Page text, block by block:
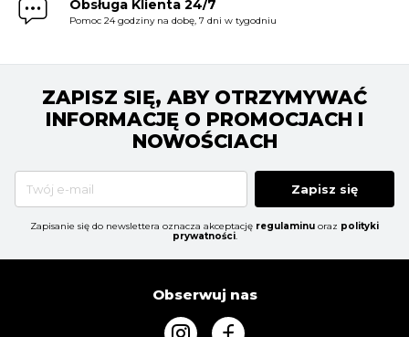
Obsługa Klienta 24/7
Pomoc 24 godziny na dobę, 7 dni w tygodniu
ZAPISZ SIĘ, ABY OTRZYMYWAĆ
INFORMACJĘ O PROMOCJACH I
NOWOŚCIACH
Zapisz się
Zapisanie się do newslettera oznacza akceptację regulaminu oraz polityki
prywatności.
Obserwuj nas